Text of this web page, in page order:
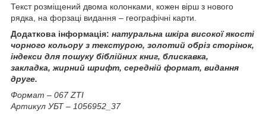
Текст розміщений двома колонками, кожен вірш з нового
рядка, на форзаці видання – географічні карти.
Додаткова інформація: натуральна шкіра високої якості
чорного кольору з текстурою, золотий обріз сторінок,
індекси для пошуку біблійних книг, блискавка,
закладка, жирний шрифт, середній формат, видання
друге.
Формат – 067 ZТI
Артикул УБТ – 1056952_37